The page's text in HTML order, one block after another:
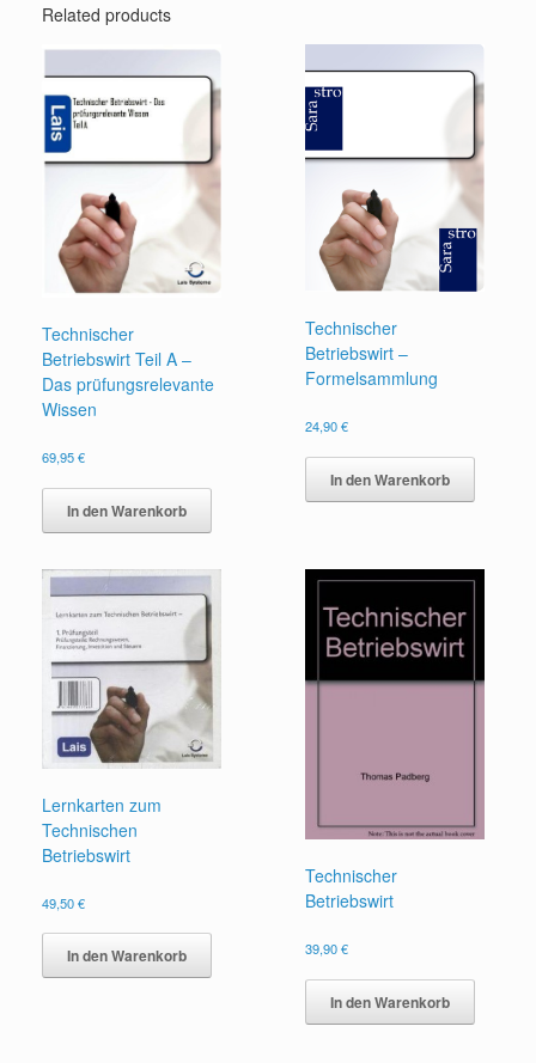
Related products
Technischer
Betriebswirt Teil A –
Das prüfungsrelevante
Wissen
69,95€
In den Warenkorb
Technischer
Betriebswirt –
Formelsammlung
24,90€
In den Warenkorb
Lernkarten zum
Technischen
Betriebswirt
49,50€
In den Warenkorb
Technischer
Betriebswirt
39,90€
In den Warenkorb